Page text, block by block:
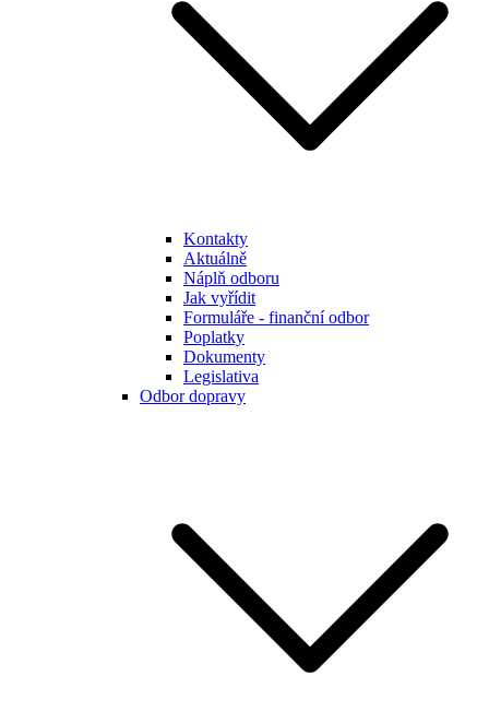
Kontakty
Aktuálně
Náplň odboru
Jak vyřídit
Formuláře - finanční odbor
Poplatky
Dokumenty
Legislativa
Odbor dopravy